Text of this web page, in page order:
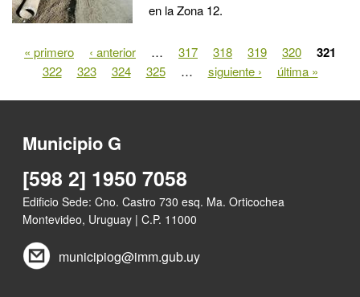
en la Zona 12.
Páginas
« primero ‹ anterior … 317 318 319 320 321
322 323 324 325 … siguiente › última »
Municipio G
[598 2] 1950 7058
Edificio Sede: Cno. Castro 730 esq. Ma. Orticochea
Montevideo, Uruguay | C.P. 11000
municipiog@imm.gub.uy